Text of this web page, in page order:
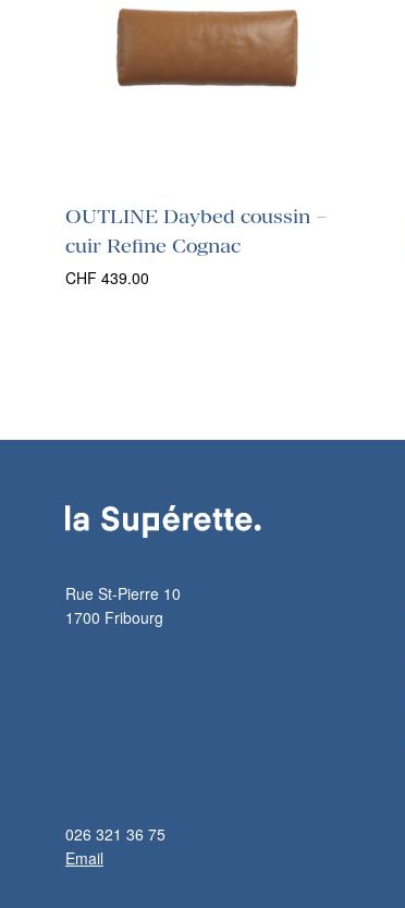
OUTLINE Daybed coussin –
cuir Refine Cognac
CHF 439.00
Rue St-Pierre 10
1700 Fribourg
026 321 36 75
Email